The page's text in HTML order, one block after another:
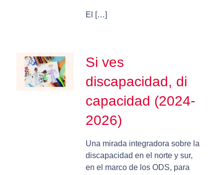
El […]
Si ves
discapacidad, di
capacidad (2024-
2026)
Una mirada integradora sobre la
discapacidad en el norte y sur,
en el marco de los ODS, para